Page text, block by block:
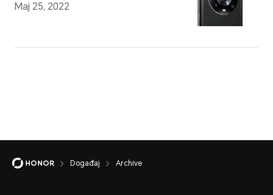
Maj 25, 2022
Događaj Archive